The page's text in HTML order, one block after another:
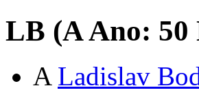
LB (AAno: 50
A Ladislav